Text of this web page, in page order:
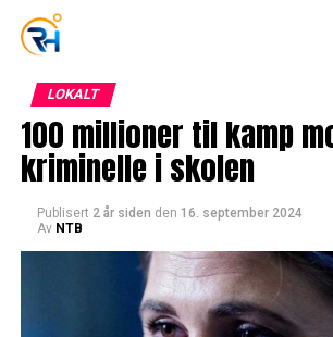
LOKALT
100 millioner til kamp
kriminelle i skolen
Publisert 2 år siden den 16. september 2024
Av NTB